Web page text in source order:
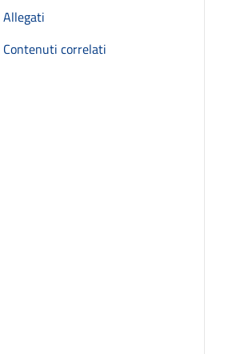
Allegati
Contenuti correlati